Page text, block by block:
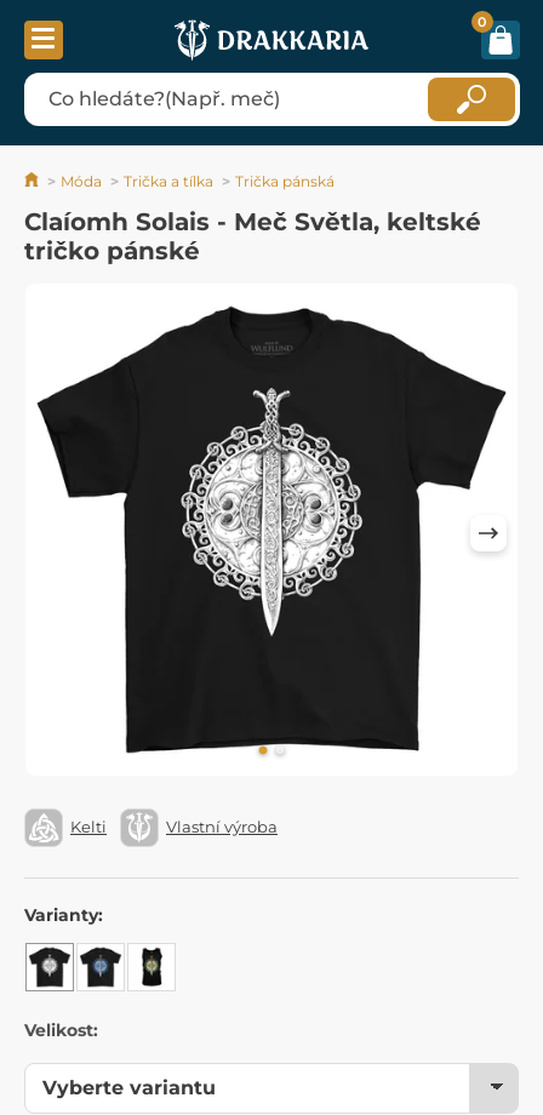
0
Móda Trička a tílka Trička pánská
Claíomh Solais - Meč Světla, keltské
tričko pánské
Kelti Vlastní výroba
Varianty:
Velikost: